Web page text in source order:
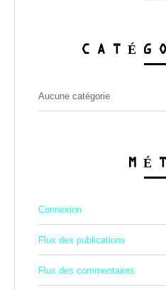
Aucune catégorie
Connexion
Flux des publications
Flux des commentaires